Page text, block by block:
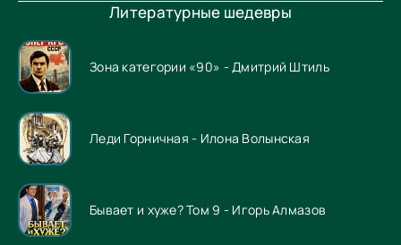
Литературные шедевры
Зона категории «90» - Дмитрий Штиль
Леди Горничная - Илона Волынская
Бывает и хуже? Том 9 - Игорь Алмазов